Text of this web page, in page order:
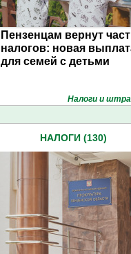
Пензенцам вернут
налогов: новая
для семей с детьми
Налоги и
НАЛОГИ (130)